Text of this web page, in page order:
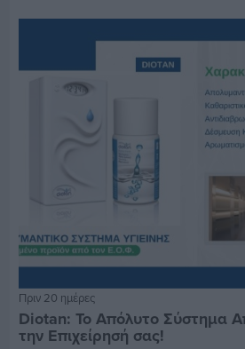
Πριν 20 ημέρες
Diotan: Το Απόλυτο Σύστημα
την Επιχείρησή σας!